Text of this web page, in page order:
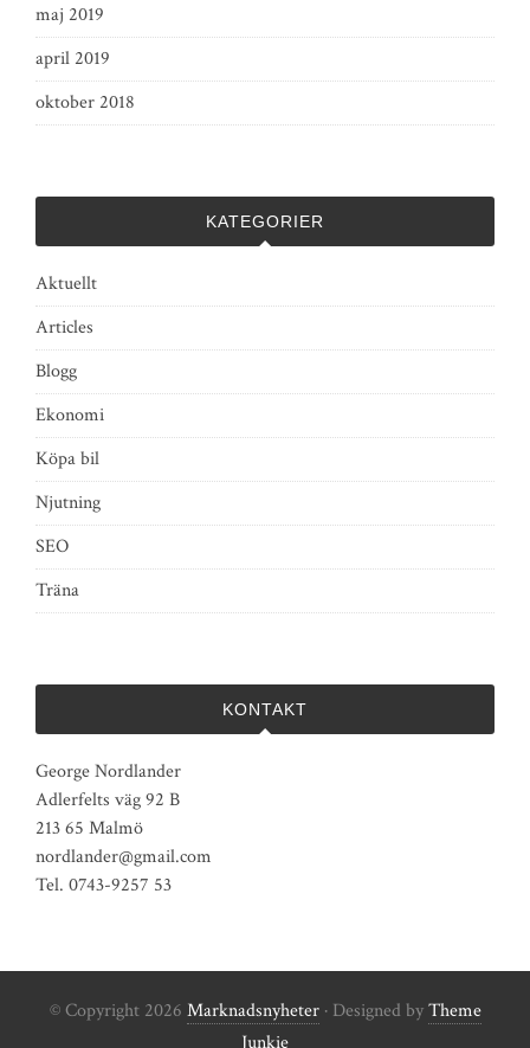
maj 2019
april 2019
oktober 2018
KATEGORIER
Aktuellt
Articles
Blogg
Ekonomi
Köpa bil
Njutning
SEO
Träna
KONTAKT
George Nordlander
Adlerfelts väg 92 B
213 65 Malmö
nordlander@gmail.com
Tel. 0743-9257 53
© Copyright 2026 Marknadsnyheter· Designed byTheme
Junkie